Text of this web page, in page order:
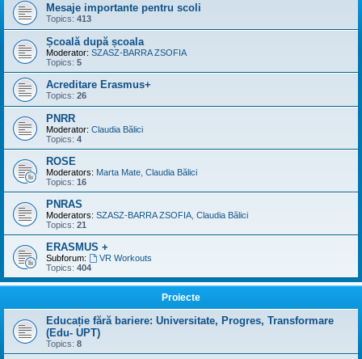
Mesaje importante pentru scoli
Topics: 413
Școală după școala
Moderator: SZASZ-BARRA ZSOFIA
Topics: 5
Acreditare Erasmus+
Topics: 26
PNRR
Moderator: Claudia Bălici
Topics: 4
ROSE
Moderators: Marta Mate Claudia Bălici
Topics: 16
PNRAS
Moderators: SZASZ-BARRA ZSOFIA Claudia Bălici
Topics: 21
ERASMUS +
Subforum:
VR Workouts
Topics: 404
Proiecte
Educație fără bariere: Universitate, Progres, Transformare
(Edu- UPT)
Topics: 8